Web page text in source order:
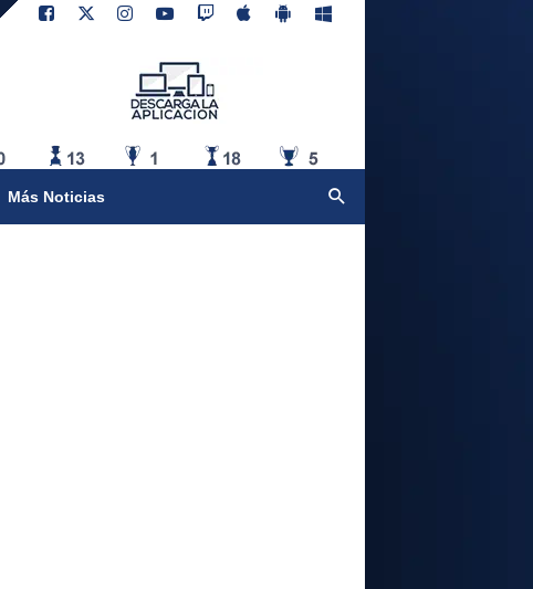
Más Noticias